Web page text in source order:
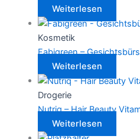
Weiterlesen
Kosmetik
Fabigreen –
Weiterlesen
Drogerie
Nutriq – Hair Beauty
Weiterlesen